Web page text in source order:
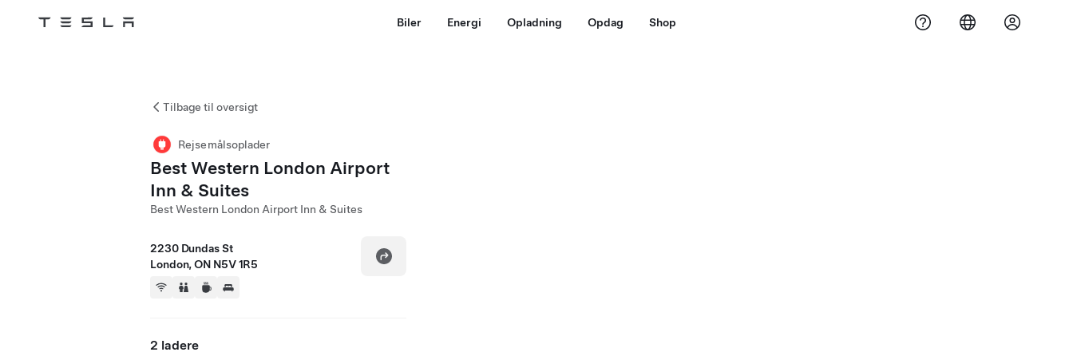
Tesla Biler Energi Opladning Opdag Shop
Tilbage til oversigt
Rejsemålsoplader
Best Western London Airport
Inn & Suites
Best Western London Airport Inn & Suites
2230 Dundas St
London, ON N5V 1R5
2 ladere